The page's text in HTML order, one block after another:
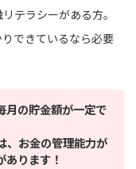
テラシーがある方。
できているなら必要
月の貯金額が一定で
、お金の管理能力が
ります！